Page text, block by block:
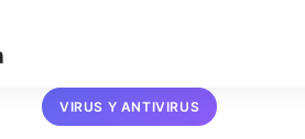
VIRUS Y ANTIVIRUS